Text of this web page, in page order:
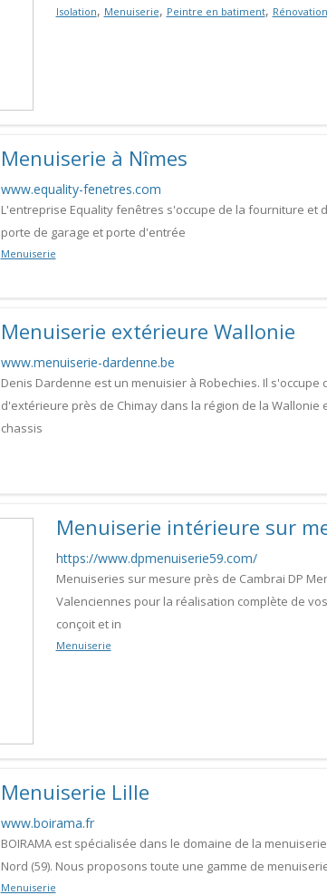
Isolation, Menuiserie, Peintre en batiment, Rénovation
Menuiserie à Nîmes
www.equality-fenetres.com
L'entreprise Equality fenêtres s'occupe de la fourniture et
porte de garage et porte d'entrée
Menuiserie
Menuiserie extérieure Wallonie
www.menuiserie-dardenne.be
Denis Dardenne est un menuisier à Robechies. Il
d'extérieure près de Chimay dans la région de la Wallonie
chassis
Menuiserie intérieure sur
https://www.dpmenuiserie59.com/
Menuiseries sur mesure près de Cambrai DP
Valenciennes pour la réalisation complète de
conçoit et in
Menuiserie
Menuiserie Lille
www.boirama.fr
BOIRAMA est spécialisée dans le domaine de la
Nord (59). Nous proposons toute une gamme de
Menuiserie